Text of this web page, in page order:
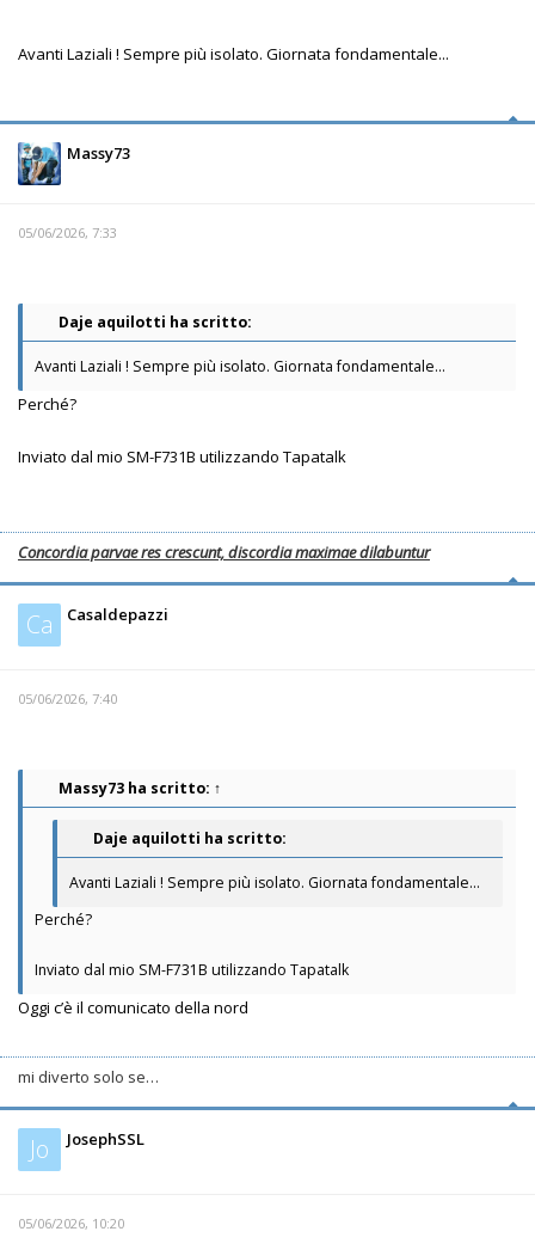
Avanti Laziali ! Sempre più isolato. Giornata fondamentale...
Massy73
05/06/2026, 7:33
Daje aquilotti ha scritto:
Avanti Laziali ! Sempre più isolato. Giornata fondamentale...
Perché?
Inviato dal mio SM-F731B utilizzando Tapatalk
Concordia parvae res crescunt, discordia maximae dilabuntur
Ca Casaldepazzi
05/06/2026, 7:40
Massy73 ha scritto: ↑
Daje aquilotti ha scritto:
Avanti Laziali ! Sempre più isolato. Giornata fondamentale...
Perché?
Inviato dal mio SM-F731B utilizzando Tapatalk
Oggi c’è il comunicato della nord
mi diverto solo se…
Jo JosephSSL
05/06/2026, 10:20